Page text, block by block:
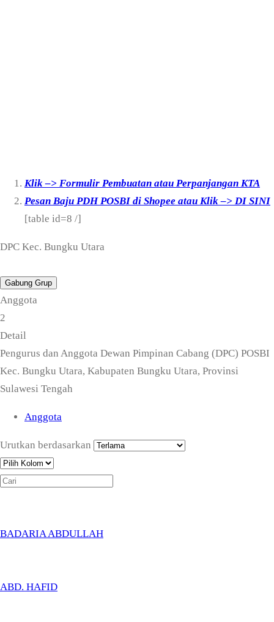
Klik –> Formulir Pembuatan atau Perpanjangan KTA
Pesan Baju PDH POSBI di Shopee atau Klik –> DI SINI
[table id=8 /]
DPC Kec. Bungku Utara
Gabung Grup
Anggota
2
Detail
Pengurus dan Anggota Dewan Pimpinan Cabang (DPC) POSBI
Kec. Bungku Utara, Kabupaten Bungku Utara, Provinsi
Sulawesi Tengah
Anggota
Urutkan berdasarkan
BADARIA ABDULLAH
ABD. HAFID